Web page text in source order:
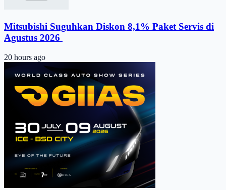
Mitsubishi Suguhkan Diskon 8,1% Paket Servis di
Agustus 2026 ​
20 hours ago